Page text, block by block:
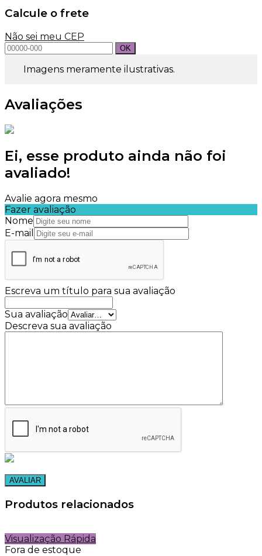
quantidade
Calcule o frete
Não sei meu CEP
Imagens meramente ilustrativas.
Avaliações
Ei, esse produto ainda não foi
avaliado!
Avalie agora mesmo
Fazer avaliação
Nome
E-mail
Escreva um título para sua avaliação
Sua avaliação
Descreva sua avaliação
Produtos relacionados
Visualização Rápida
Fora de estoque